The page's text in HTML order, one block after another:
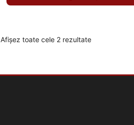
Afișez toate cele 2 rezultate